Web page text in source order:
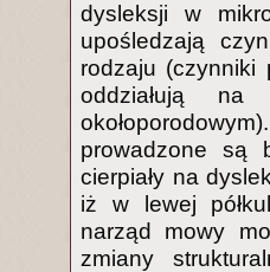
dysleksji w
upośledzają
rodzaju (czynniki
oddziałują
prowadzone są
cierpiały na
iż w lewej
narząd mowy
zmiany